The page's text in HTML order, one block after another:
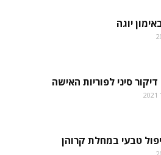
יוגה
דיקור סיני לפוריות האישה
טבעי במחלת קרוהן